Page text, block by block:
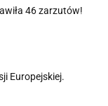
46 zarzutów!
Europejskiej.